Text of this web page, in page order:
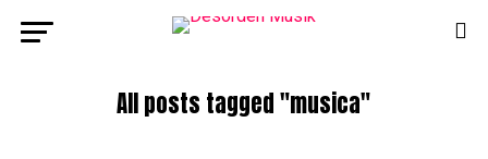
All posts tagged "musica"